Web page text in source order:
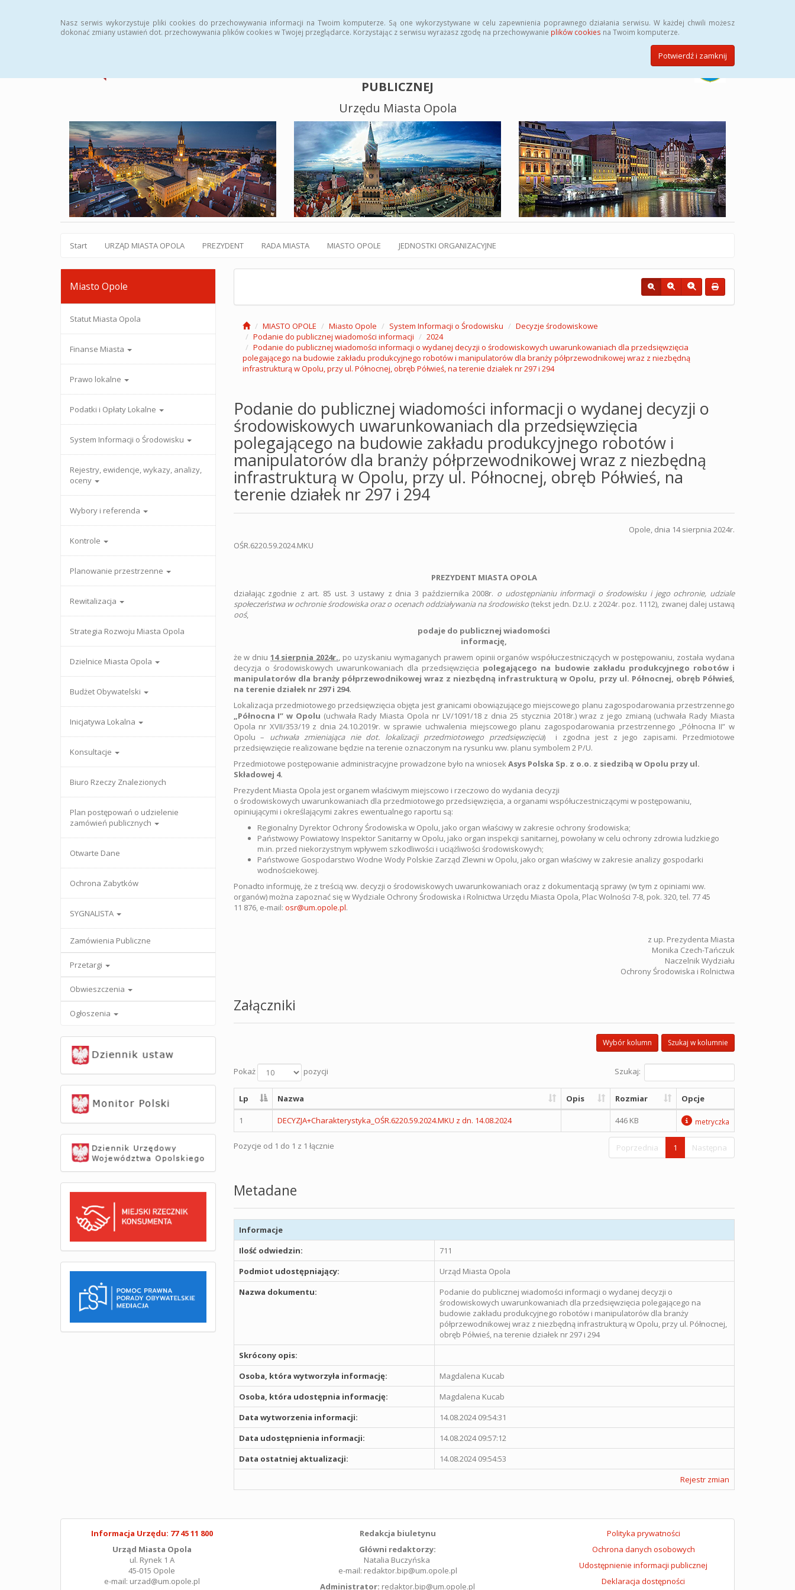
Nasz serwis wykorzystuje pliki cookies do przechowywania informacji na Twoim komputerze. Są one wykorzystywane w celu zapewnienia poprawnego działania serwisu. W każdej chwili możesz
dokonać zmiany ustawień dot. przechowywania plików cookies w Twojej przeglądarce. Korzystając z serwisu wyrażasz zgodę na przechowywanie plików cookies na Twoim komputerze.
Potwierdź i zamknij
PUBLICZNEJ
Urzędu Miasta Opola
Start URZĄD MIASTA OPOLA PREZYDENT RADA MIASTA MIASTO OPOLE JEDNOSTKI ORGANIZACYJNE
Miasto Opole
Statut Miasta Opola
Finanse Miasta
Prawo lokalne
Podatki i Opłaty Lokalne
System Informacji o Środowisku
Rejestry, ewidencje, wykazy, analizy,
oceny
Wybory i referenda
Kontrole
Planowanie przestrzenne
Rewitalizacja
Strategia Rozwoju Miasta Opola
Dzielnice Miasta Opola
Budżet Obywatelski
Inicjatywa Lokalna
Konsultacje
Biuro Rzeczy Znalezionych
Plan postępowań o udzielenie
zamówień publicznych
Otwarte Dane
Ochrona Zabytków
SYGNALISTA
Zamówienia Publiczne
Przetargi
Obwieszczenia
Ogłoszenia
MIASTO OPOLE Miasto Opole System Informacji o Środowisku
Decyzje środowiskowe
Podanie do publicznej wiadomości informacji
2024
Podanie do publicznej wiadomości informacji o wydanej decyzji o środowiskowych uwarunkowaniach dla przedsięwzięcia
polegającego na budowie zakładu produkcyjnego robotów i manipulatorów dla branży półprzewodnikowej wraz z niezbędną
infrastrukturą w Opolu, przy ul. Północnej, obręb Półwieś, na terenie działek nr 297 i 294
Podanie do publicznej wiadomości informacji o wydanej decyzji o
środowiskowych uwarunkowaniach dla przedsięwzięcia
polegającego na budowie zakładu produkcyjnego robotów i
manipulatorów dla branży półprzewodnikowej wraz z niezbędną
infrastrukturą w Opolu, przy ul. Północnej, obręb Półwieś, na
terenie działek nr 297 i 294
Opole, dnia 14 sierpnia 2024r.
OŚR.6220.59.2024.MKU
PREZYDENT MIASTA OPOLA
działając zgodnie z art. 85 ust. 3 ustawy z dnia 3 października 2008r. o udostępnianiu informacji o środowisku i jego ochronie, udziale
społeczeństwa w ochronie środowiska oraz o ocenach oddziaływania na środowisko (tekst jedn. Dz.U. z 2024r. poz. 1112), zwanej dalej ustawą
ooś,
podaje do publicznej wiadomości
informację,
że w dniu14 sierpnia 2024r., po uzyskaniu wymaganych prawem opinii organów współuczestniczących w postępowaniu, została wydana
decyzja o środowiskowych uwarunkowaniach dla przedsięwzięcia polegającego na budowie zakładu produkcyjnego robotów i
manipulatorów dla branży półprzewodnikowej wraz z niezbędną infrastrukturą w Opolu, przy ul. Północnej, obręb Półwieś,
na terenie działek nr 297 i 294.
Lokalizacja przedmiotowego przedsięwzięcia objęta jest granicami obowiązującego miejscowego planu zagospodarowania przestrzennego
„Północna I” w Opolu (uchwała Rady Miasta Opola nr LV/1091/18 z dnia 25 stycznia 2018r.) wraz z jego zmianą (uchwała Rady Miasta
Opola nr XVII/353/19 z dnia 24.10.2019r. w sprawie uchwalenia miejscowego planu zagospodarowania przestrzennego „Północna II” w
Opolu – uchwała zmieniająca nie dot. lokalizacji przedmiotowego przedsięwzięcia) i zgodna jest z jego zapisami. Przedmiotowe
przedsięwzięcie realizowane będzie na terenie oznaczonym na rysunku ww. planu symbolem 2 P/U.
Przedmiotowe postępowanie administracyjne prowadzone było na wniosekAsys Polska Sp. z o.o. z siedzibą w Opolu przy ul.
Składowej 4.
Prezydent Miasta Opola jest organem właściwym miejscowo i rzeczowo do wydania decyzji
o środowiskowych uwarunkowaniach dla przedmiotowego przedsięwzięcia, a organami współuczestniczącymi w postępowaniu,
opiniującymi i określającymi zakres ewentualnego raportu są:
Regionalny Dyrektor Ochrony Środowiska w Opolu, jako organ właściwy w zakresie ochrony środowiska;
Państwowy Powiatowy Inspektor Sanitarny w Opolu, jako organ inspekcji sanitarnej, powołany w celu ochrony zdrowia ludzkiego
m.in. przed niekorzystnym wpływem szkodliwości i uciążliwości środowiskowych;
Państwowe Gospodarstwo Wodne Wody Polskie Zarząd Zlewni w Opolu, jako organ właściwy w zakresie analizy gospodarki
wodnościekowej.
Ponadto informuję, że z treścią ww. decyzji o środowiskowych uwarunkowaniach oraz z dokumentacją sprawy (w tym z opiniami ww.
organów) można zapoznać się w Wydziale Ochrony Środowiska i Rolnictwa Urzędu Miasta Opola, Plac Wolności 7-8, pok. 320, tel. 77 45
11 876, e-mail: osr@um.opole.pl.
z up. Prezydenta Miasta
Monika Czech-Tańczuk
Naczelnik Wydziału
Ochrony Środowiska i Rolnictwa
Załączniki
Szukaj w kolumnie
Wybór kolumn
Pokaż pozycji Szukaj:
Lp Nazwa Opis Rozmiar Opcje
1 DECYZJA+Charakterystyka_OŚR.6220.59.2024.MKU z dn. 14.08.2024 446 KB metryczka
Pozycje od 1 do 1 z 1 łącznie Poprzednia 1 Następna
Metadane
Informacje
Ilość odwiedzin:
711
Podmiot udostępniający:
Urząd Miasta Opola
Nazwa dokumentu:
Podanie do publicznej wiadomości informacji o wydanej decyzji o
środowiskowych uwarunkowaniach dla przedsięwzięcia polegającego na
budowie zakładu produkcyjnego robotów i manipulatorów dla branży
półprzewodnikowej wraz z niezbędną infrastrukturą w Opolu, przy ul. Północnej,
obręb Półwieś, na terenie działek nr 297 i 294
Skrócony opis:
Osoba, która wytworzyła informację:
Magdalena Kucab
Osoba, która udostępnia informację:
Magdalena Kucab
Data wytworzenia informacji:
14.08.2024 09:54:31
Data udostępnienia informacji:
14.08.2024 09:57:12
Data ostatniej aktualizacji:
14.08.2024 09:54:53
Rejestr zmian
Informacja Urzędu: 77 45 11 800
Urząd Miasta Opola
ul. Rynek 1 A
45-015 Opole
e-mail: urzad@um.opole.pl
Redakcja biuletynu
Główni redaktorzy:
Natalia Buczyńska
e-mail: redaktor.bip@um.opole.pl
Administrator: redaktor.bip@um.opole.pl
Polityka prywatności
Ochrona danych osobowych
Udostępnienie informacji publicznej
Deklaracja dostępności